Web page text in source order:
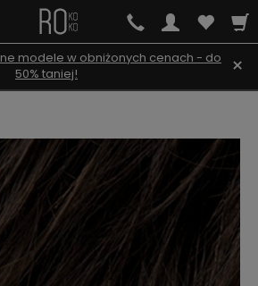
modele w obniżonych cenach - do
50% taniej!
×